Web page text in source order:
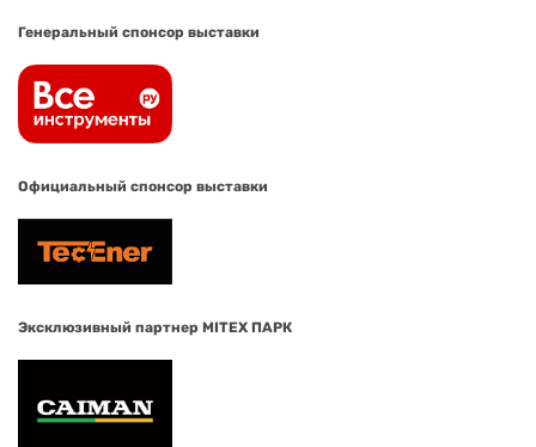
Генеральный спонсор выставки
Официальный спонсор выставки
Эксклюзивный партнер MITEX ПАРК